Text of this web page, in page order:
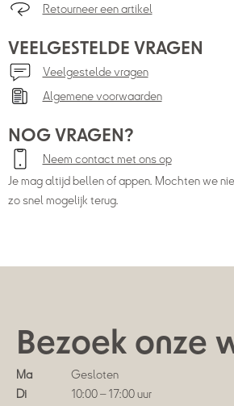
Retourneer een artikel
VEELGESTELDE VRAGEN
Veelgestelde vragen
Algemene voorwaarden
NOG VRAGEN?
Neem contact met ons op
Je mag altijd bellen of appen. Mochten we
zo snel mogelijk terug.
Bezoek onze
Ma
Gesloten
Di
10:00 – 17:00 uur